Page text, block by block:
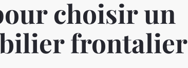
choisir un
frontalier